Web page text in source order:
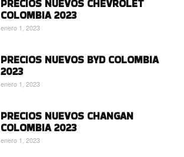
PRECIOS NUEVOS CHEVROLET
COLOMBIA 2023
enero 1, 2023
PRECIOS NUEVOS BYD COLOMBIA
2023
enero 1, 2023
PRECIOS NUEVOS CHANGAN
COLOMBIA 2023
enero 1, 2023